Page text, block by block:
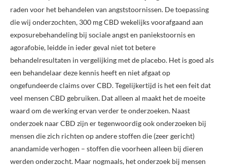
raden voor het behandelen van angststoornissen. De toepassing
die wij onderzochten, 300 mg CBD wekelijks voorafgaand aan
exposurebehandeling bij sociale angst en paniekstoornis en
agorafobie, leidde in ieder geval niet tot betere
behandelresultaten in vergelijking met de placebo. Het is goed als
een behandelaar deze kennis heeft en niet afgaat op
ongefundeerde claims over CBD. Tegelijkertijd is het een feit dat
veel mensen CBD gebruiken. Dat alleen al maakt het de moeite
waard om de werking ervan verder te onderzoeken. Naast
onderzoek naar CBD zijn er tegenwoordig ook onderzoeken bij
mensen die zich richten op andere stoffen die (zeer gericht)
anandamide verhogen – stoffen die voorheen alleen bij dieren
werden onderzocht. Maar nogmaals, het onderzoek bij mensen